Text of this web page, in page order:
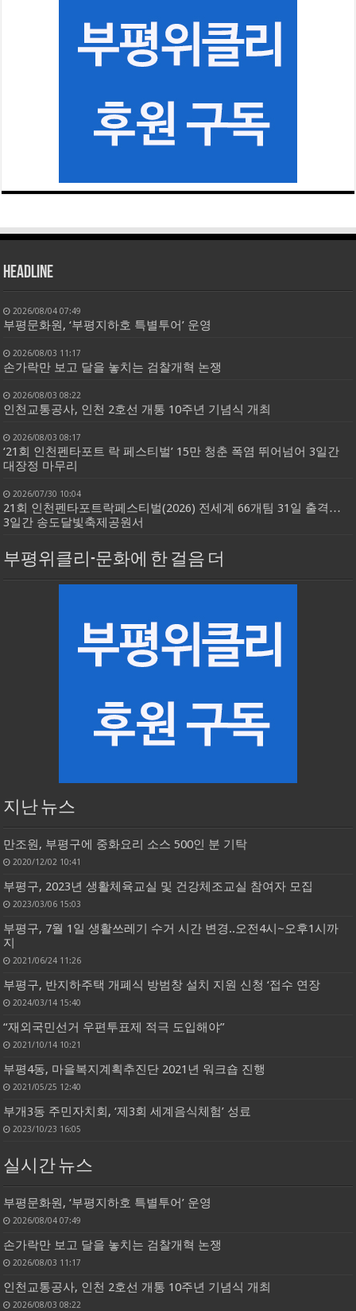
HEADLINE
2026/08/04 07:49
부평문화원, ‘부평지하호 특별투어’ 운영
2026/08/03 11:17
손가락만 보고 달을 놓치는 검찰개혁 논쟁
2026/08/03 08:22
인천교통공사, 인천 2호선 개통 10주년 기념식 개최
2026/08/03 08:17
‘21회 인천펜타포트 락 페스티벌’ 15만 청춘 폭염 뛰어넘어 3일간
대장정 마무리
2026/07/30 10:04
21회 인천펜타포트락페스티벌(2026) 전세계 66개팀 31일 출격…
3일간 송도달빛축제공원서
부평위클리-문화에 한 걸음 더
지난 뉴스
만조원, 부평구에 중화요리 소스 500인 분 기탁
2020/12/02 10:41
부평구, 2023년 생활체육교실 및 건강체조교실 참여자 모집
2023/03/06 15:03
부평구, 7월 1일 생활쓰레기 수거 시간 변경..오전4시~오후1시까
지
2021/06/24 11:26
부평구, 반지하주택 개폐식 방범창 설치 지원 신청 ‘접수 연장
2024/03/14 15:40
“재외국민선거 우편투표제 적극 도입해야”
2021/10/14 10:21
부평4동, 마을복지계획추진단 2021년 워크숍 진행
2021/05/25 12:40
부개3동 주민자치회, ‘제3회 세계음식체험’ 성료
2023/10/23 16:05
실시간 뉴스
부평문화원, ‘부평지하호 특별투어’ 운영
2026/08/04 07:49
손가락만 보고 달을 놓치는 검찰개혁 논쟁
2026/08/03 11:17
인천교통공사, 인천 2호선 개통 10주년 기념식 개최
2026/08/03 08:22